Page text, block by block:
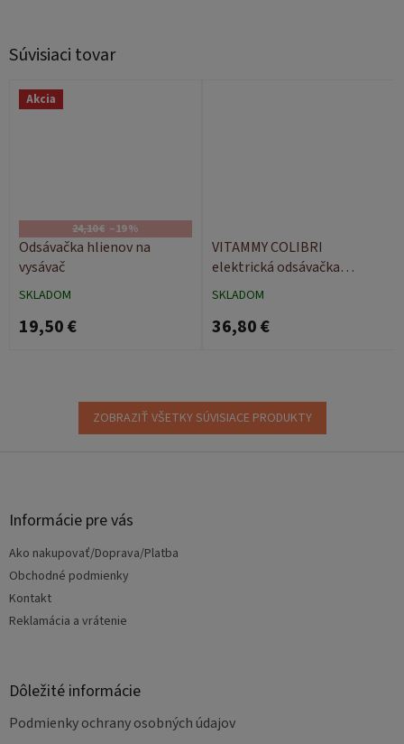
Súvisiaci tovar
Akcia
24,10 € –19 %
Odsávačka hlienov na
vysávač
SKLADOM
19,50 €
VITAMMY COLIBRI
elektrická odsávačka
hlienov
SKLADOM
36,80 €
ZOBRAZIŤ VŠETKY SÚVISIACE PRODUKTY
Informácie pre vás
Ako nakupovať/Doprava/Platba
Obchodné podmienky
Kontakt
Reklamácia a vrátenie
Dôležité informácie
Podmienky ochrany osobných údajov